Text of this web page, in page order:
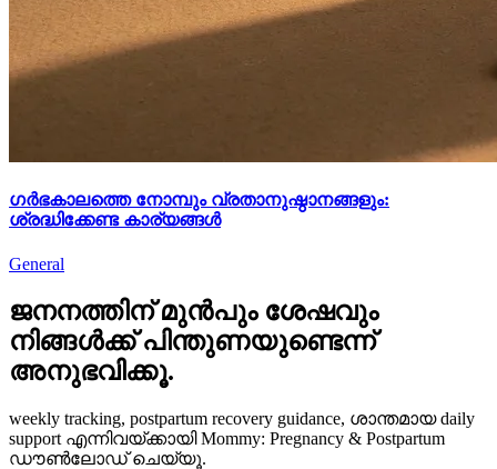
ഗർഭകാലത്തെ നോമ്പും വ്രതാനുഷ്ഠാനങ്ങളും:
ശ്രദ്ധിക്കേണ്ട കാര്യങ്ങൾ
General
ജനനത്തിന് മുൻപും ശേഷവും
നിങ്ങള്‍ക്ക് പിന്തുണയുണ്ടെന്ന്
അനുഭവിക്കൂ.
weekly tracking, postpartum recovery guidance, ശാന്തമായ daily
support എന്നിവയ്ക്കായി Mommy: Pregnancy & Postpartum
ഡൗൺലോഡ് ചെയ്യൂ.